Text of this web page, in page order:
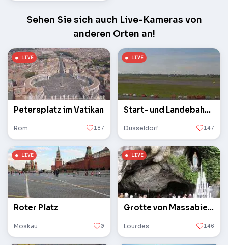
Sehen Sie sich auch Live-Kameras von
anderen Orten an!
Petersplatz im Vatikan
Rom 187
Start- und Landebahn des Flughafens
Düsseldorf 147
Roter Platz
Moskau 0
Grotte von Massabielle
Lourdes 146